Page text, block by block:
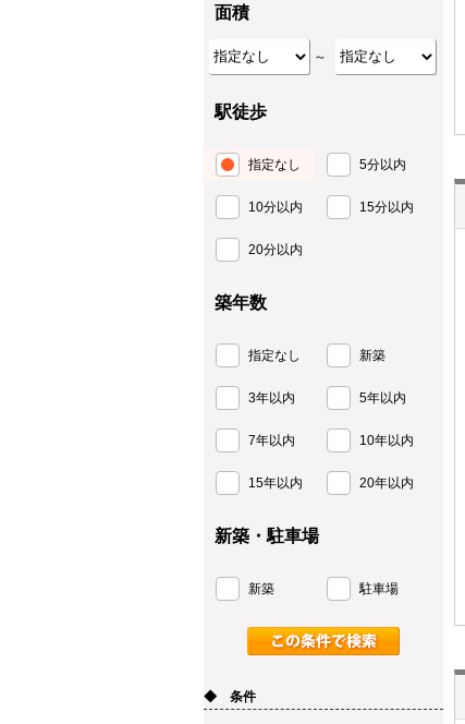
面積
～
駅徒歩
指定なし 5分以内
10分以内 15分以内
20分以内
築年数
指定なし 新築
3年以内 5年以内
7年以内 10年以内
15年以内 20年以内
新築・駐車場
新築 駐車場
◆ 条件